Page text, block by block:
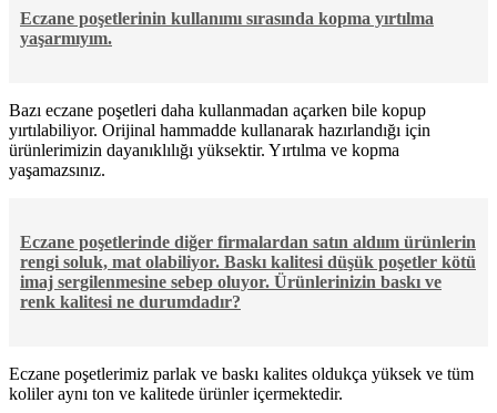
Eczane poşetlerinin kullanımı sırasında kopma yırtılma
yaşarmıyım.
Bazı eczane poşetleri daha kullanmadan açarken bile kopup
yırtılabiliyor. Orijinal hammadde kullanarak hazırlandığı için
ürünlerimizin dayanıklılığı yüksektir. Yırtılma ve kopma
yaşamazsınız.
Eczane poşetlerinde diğer firmalardan satın aldıım ürünlerin
rengi soluk, mat olabiliyor. Baskı kalitesi düşük poşetler kötü
imaj sergilenmesine sebep oluyor. Ürünlerinizin baskı ve
renk kalitesi ne durumdadır?
Eczane poşetlerimiz parlak ve baskı kalites oldukça yüksek ve tüm
koliler aynı ton ve kalitede ürünler içermektedir.